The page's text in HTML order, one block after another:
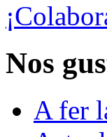
Nos
A fer